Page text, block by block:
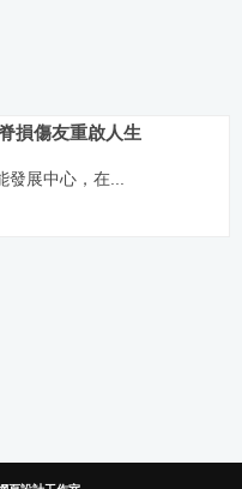
損傷友重啟人生
展中心，在...